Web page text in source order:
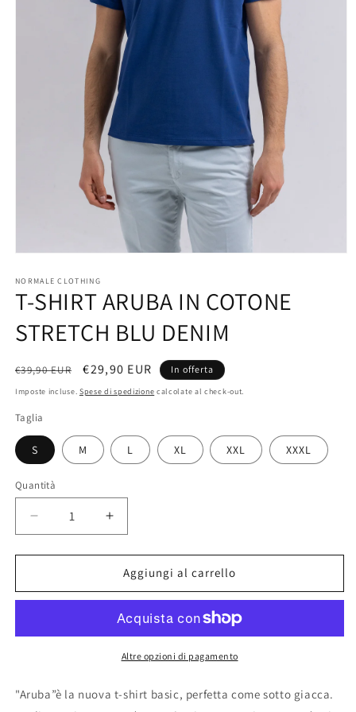
multimediali
1
modale
NORMALE CLOTHING
T-SHIRT ARUBA IN COTONE
STRETCH BLU DENIM
Prezzo
di
€39,90 EUR
Prezzo
scontato
€29,90 EUR In offerta
Imposte incluse. Spese di spedizione calcolate al check-out.
Taglia
S M L XL XXL XXXL
Quantità
Diminuisci
quantità
per
SHIRT
COTONE
DENIM
Aumenta
quantità
per
SHIRT
IN
COTONE
STRETCH
DENIM
Aggiungi al carrello
Altre opzioni di pagamento
"Aruba”è la nuova t-shirt basic, perfetta come sotto giacca.